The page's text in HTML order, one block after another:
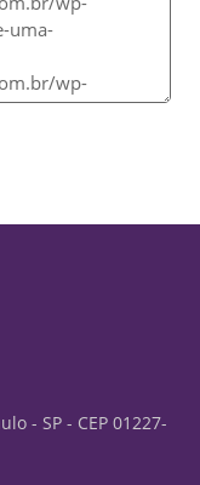
- SP - CEP 01227-